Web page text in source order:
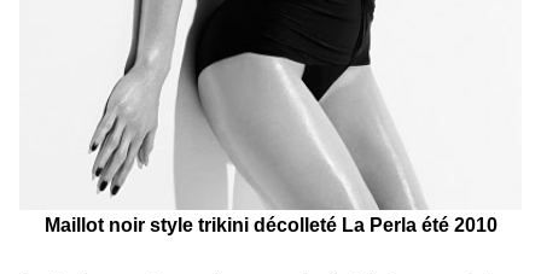
Maillot noir style trikini décolleté La Perla été 2010